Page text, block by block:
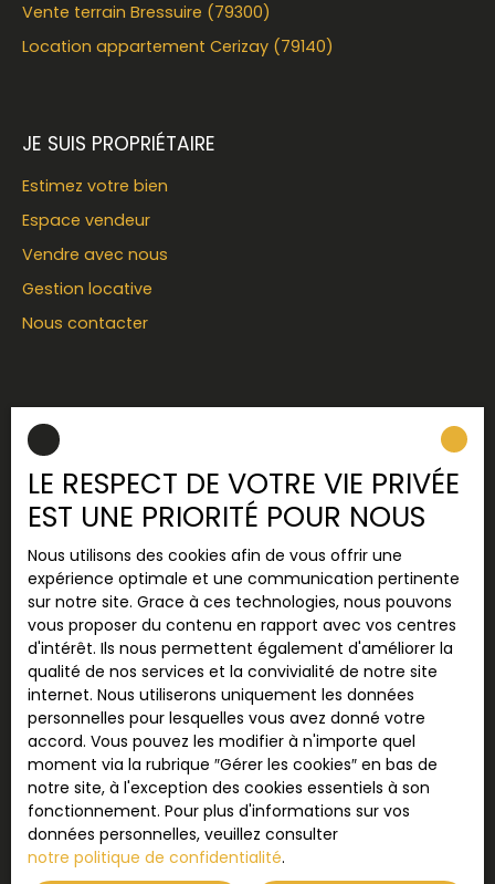
Vente terrain Bressuire (79300)
Location appartement Cerizay (79140)
JE SUIS PROPRIÉTAIRE
Estimez votre bien
Espace vendeur
Vendre avec nous
Gestion locative
Nous contacter
INFORMATIONS
Recrutement
Nos honoraires
Mentions légales
Politique de confidentialité
Plan du site
Gérer les cookies
Propulsé par
+33 5 49 80 36 91
LE RESPECT DE VOTRE VIE PRIVÉE
EST UNE PRIORITÉ POUR NOUS
Nous utilisons des cookies afin de vous offrir une
expérience optimale et une communication pertinente
sur notre site. Grace à ces technologies, nous pouvons
vous proposer du contenu en rapport avec vos centres
d'intérêt. Ils nous permettent également d'améliorer la
qualité de nos services et la convivialité de notre site
internet. Nous utiliserons uniquement les données
personnelles pour lesquelles vous avez donné votre
accord. Vous pouvez les modifier à n'importe quel
moment via la rubrique ″Gérer les cookies″ en bas de
notre site, à l'exception des cookies essentiels à son
fonctionnement. Pour plus d'informations sur vos
données personnelles, veuillez consulter
notre politique de confidentialité.